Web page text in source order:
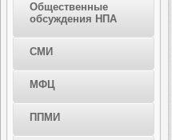
Общественные
обсуждения НПА
СМИ
МФЦ
ППМИ